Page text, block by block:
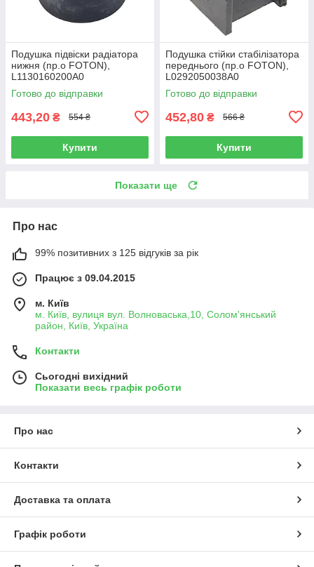
Подушка підвіски радіатора
нижня (пр.о FOTON),
L1130160200A0
Готово до відправки
443,20 ₴ 554 ₴
Купити
Подушка стійки стабілізатора
переднього (пр.о FOTON),
L0292050038A0
Готово до відправки
452,80 ₴ 566 ₴
Купити
Показати ще
Про нас
99% позитивних з 125 відгуків за рік
Працює з 09.04.2015
м. Київ
м. Київ, вулиця вул. Волноваська,10, Солом'янський
район, Київ, Україна
Контакти
Сьогодні вихідний
Показати весь графік роботи
Про нас
Контакти
Доставка та оплата
Графік роботи